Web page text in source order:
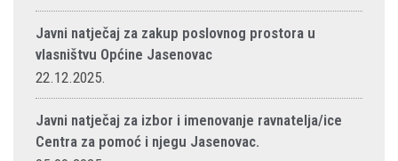
Javni natječaj za zakup poslovnog prostora u
vlasništvu Općine Jasenovac
22.12.2025.
Javni natječaj za izbor i imenovanje ravnatelja/ice
Centra za pomoć i njegu Jasenovac.